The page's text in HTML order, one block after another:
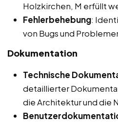
Holzkirchen, M erfüllt
Fehlerbehebung:
von Bugs und
Dokumentation
Technische
detaillierter
die Architektur und die